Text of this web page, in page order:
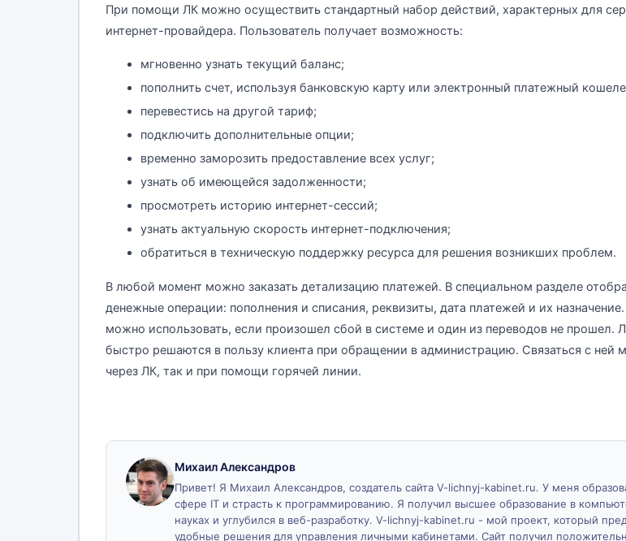
При помощи ЛК можно осуществить стандартный набор действий, характерных для
интернет-провайдера. Пользователь получает возможность:
мгновенно узнать текущий баланс;
пополнить счет, используя банковскую карту или электронный платежный
перевестись на другой тариф;
подключить дополнительные опции;
временно заморозить предоставление всех услуг;
узнать об имеющейся задолженности;
просмотреть историю интернет-сессий;
узнать актуальную скорость интернет-подключения;
обратиться в техническую поддержку ресурса для решения возникших проблем.
В любой момент можно заказать детализацию платежей. В специальном разделе
денежные операции: пополнения и списания, реквизиты, дата платежей и их
можно использовать, если произошел сбой в системе и один из переводов не прошел.
быстро решаются в пользу клиента при обращении в администрацию. Связаться с ней
через ЛК, так и при помощи горячей линии.
Михаил Александров
Привет! Я Михаил Александров, создатель сайта V-lichnyj-kabinet.ru. У меня
сфере IT и страсть к программированию. Я получил высшее образование в
науках и углубился в веб-разработку. V-lichnyj-kabinet.ru - мой проект, который
удобные решения для управления личными кабинетами. Сайт получил